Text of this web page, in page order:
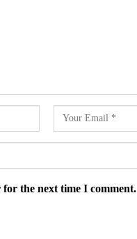
for the next time I comment.